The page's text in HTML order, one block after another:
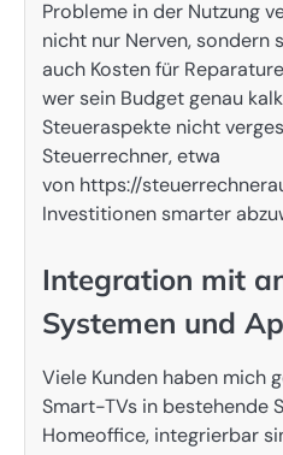
Probleme in der Nutzung
nicht nur Nerven, sondern
auch Kosten für
wer sein Budget genau
Steueraspekte nicht
Steuerrechner, etwa
von https://
Investitionen smarter
Integration mit
Systemen und
Viele Kunden haben mich
Smart-TVs in bestehende
Homeoffice, integrierbar